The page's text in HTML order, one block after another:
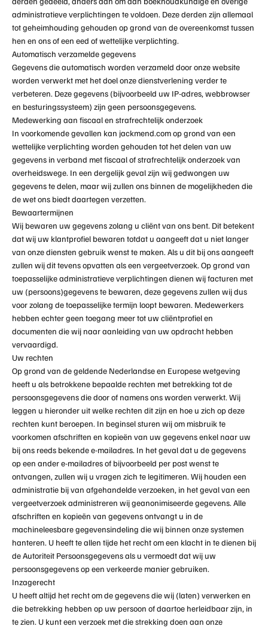
administratieve verplichtingen te voldoen. Deze derden zijn allemaal
tot geheimhouding gehouden op grond van de overeenkomst tussen
hen en ons of een eed of wettelijke verplichting.
Automatisch verzamelde gegevens
Gegevens die automatisch worden verzameld door onze website
worden verwerkt met het doel onze dienstverlening verder te
verbeteren. Deze gegevens (bijvoorbeeld uw IP-adres, webbrowser
en besturingssysteem) zijn geen persoonsgegevens.
Medewerking aan fiscaal en strafrechtelijk onderzoek
In voorkomende gevallen kan jackmend.comop grond van een
wettelijke verplichting worden gehouden tot het delen van uw
gegevens in verband met fiscaal of strafrechtelijk onderzoek van
overheidswege. In een dergelijk geval zijn wij gedwongen uw
gegevens te delen, maar wij zullen ons binnen de mogelijkheden die
de wet ons biedt daartegen verzetten.
Bewaartermijnen
Wij bewaren uw gegevens zolang u cliënt van ons bent. Dit betekent
dat wij uw klantprofiel bewaren totdat u aangeeft dat u niet langer
van onze diensten gebruik wenst te maken. Als u dit bij ons aangeeft
zullen wij dit tevens opvatten als een vergeetverzoek. Op grond van
toepasselijke administratieve verplichtingen dienen wij facturen met
uw (persoons)gegevens te bewaren, deze gegevens zullen wij dus
voor zolang de toepasselijke termijn loopt bewaren. Medewerkers
hebben echter geen toegang meer tot uw cliëntprofiel en
documenten die wij naar aanleiding van uw opdracht hebben
vervaardigd.
Uw rechten
Op grond van de geldende Nederlandse en Europese wetgeving
heeft u als betrokkene bepaalde rechten met betrekking tot de
persoonsgegevens die door of namens ons worden verwerkt. Wij
leggen u hieronder uit welke rechten dit zijn en hoe u zich op deze
rechten kunt beroepen. In beginsel sturen wij om misbruik te
voorkomen afschriften en kopieën van uw gegevens enkel naar uw
bij ons reeds bekende e-mailadres. In het geval dat u de gegevens
op een ander e-mailadres of bijvoorbeeld per post wenst te
ontvangen, zullen wij u vragen zich te legitimeren. Wij houden een
administratie bij van afgehandelde verzoeken, in het geval van een
vergeetverzoek administreren wij geanonimiseerde gegevens. Alle
afschriften en kopieën van gegevens ontvangt u in de
machineleesbare gegevensindeling die wij binnen onze systemen
hanteren. U heeft te allen tijde het recht om een klacht in te dienen bij
de Autoriteit Persoonsgegevens als u vermoedt dat wij uw
persoonsgegevens op een verkeerde manier gebruiken.
Inzagerecht
U heeft altijd het recht om de gegevens die wij (laten) verwerken en
die betrekking hebben op uw persoon of daartoe herleidbaar zijn, in
te zien. U kunt een verzoek met die strekking doen aan onze